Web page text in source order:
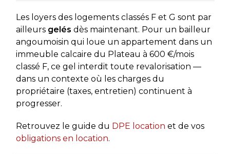
Les loyers des logements classés F et G sont par
ailleurs gelés dès maintenant. Pour un bailleur
angoumoisin qui loue un appartement dans un
immeuble calcaire du Plateau à 600 €/mois
classé F, ce gel interdit toute revalorisation —
dans un contexte où les charges du
propriétaire (taxes, entretien) continuent à
progresser.
Retrouvez le guide du DPE location et de vos
obligations en location.